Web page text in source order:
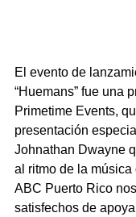
El evento de
“Huemans” fue una
Primetime Events,
presentación
Johnathan Dwayne
al ritmo de la música
ABC Puerto Rico
satisfechos de